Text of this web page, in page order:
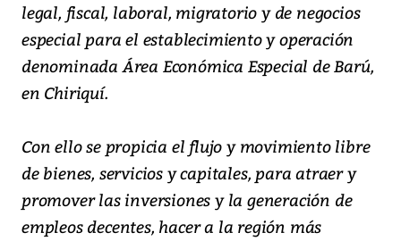
legal, fiscal, laboral, migratorio y de negocios
especial para el establecimiento y operación
denominada Área Económica Especial de Barú,
en Chiriquí.
Con ello se propicia el flujo y movimiento libre
de bienes, servicios y capitales, para atraer y
promover las inversiones y la generación de
empleos decentes, hacer a la región más